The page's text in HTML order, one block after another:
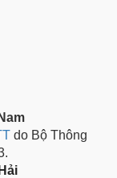
do Bộ Thông